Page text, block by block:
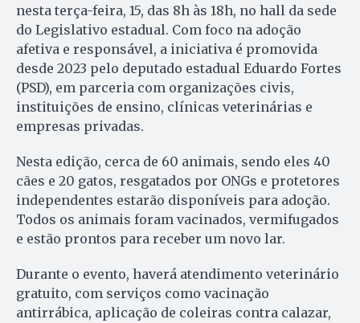
nesta terça-feira, 15, das 8h às 18h, no hall da sede
do Legislativo estadual. Com foco na adoção
afetiva e responsável, a iniciativa é promovida
desde 2023 pelo deputado estadual Eduardo Fortes
(PSD), em parceria com organizações civis,
instituições de ensino, clínicas veterinárias e
empresas privadas.
Nesta edição, cerca de 60 animais, sendo eles 40
cães e 20 gatos, resgatados por ONGs e protetores
independentes estarão disponíveis para adoção.
Todos os animais foram vacinados, vermifugados
e estão prontos para receber um novo lar.
Durante o evento, haverá atendimento veterinário
gratuito, com serviços como vacinação
antirrábica, aplicação de coleiras contra calazar,